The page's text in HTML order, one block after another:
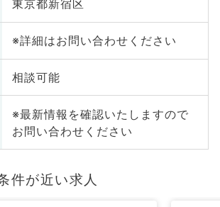
東京都新宿区
※詳細はお問い合わせください
相談可能
※最新情報を確認いたしますので
お問い合わせください
件が近い求人